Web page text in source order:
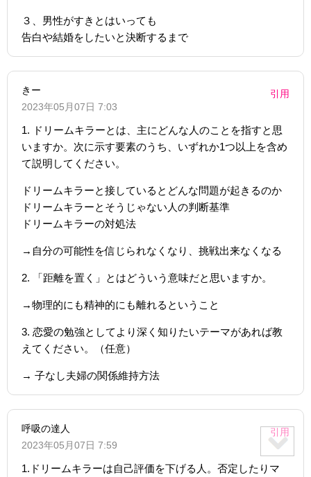
３、男性がすきとはいっても
告白や結婚をしたいと決断するまで
きー
2023年05月07日 7:03
引用
1. ドリームキラーとは、主にどんな人のことを指すと思
いますか。次に示す要素のうち、いずれか1つ以上を含め
て説明してください。
ドリームキラーと接しているとどんな問題が起きるのか
ドリームキラーとそうじゃない人の判断基準
ドリームキラーの対処法
→自分の可能性を信じられなくなり、挑戦出来なくなる
2. 「距離を置く」とはどういう意味だと思いますか。
→物理的にも精神的にも離れるということ
3. 恋愛の勉強としてより深く知りたいテーマがあれば教
えてください。（任意）
→ 子なし夫婦の関係維持方法
呼吸の達人
2023年05月07日 7:59
引用
1.ドリームキラーは自己評価を下げる人。否定したりマ